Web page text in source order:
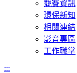
競賽資訊
環保新知
相關連結
影音專區
工作職掌
:::